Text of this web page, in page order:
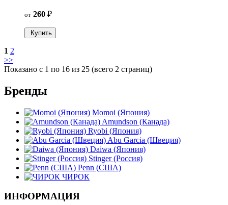
от 260 ₽
Купить
1 2
>>|
Показано с 1 по 16 из 25 (всего 2 страниц)
Бренды
Momoi (Япония)
Amundson (Канада)
Ryobi (Япония)
Abu Garcia (Швеция)
Daiwa (Япония)
Stinger (Россия)
Penn (США)
ЧИРОК
ИНФОРМАЦИЯ